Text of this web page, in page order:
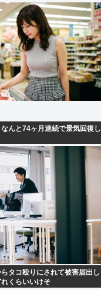
なんと74ヶ月連続で景気回復し
らタコ殴りにされて被害届出し
くらいいけそ